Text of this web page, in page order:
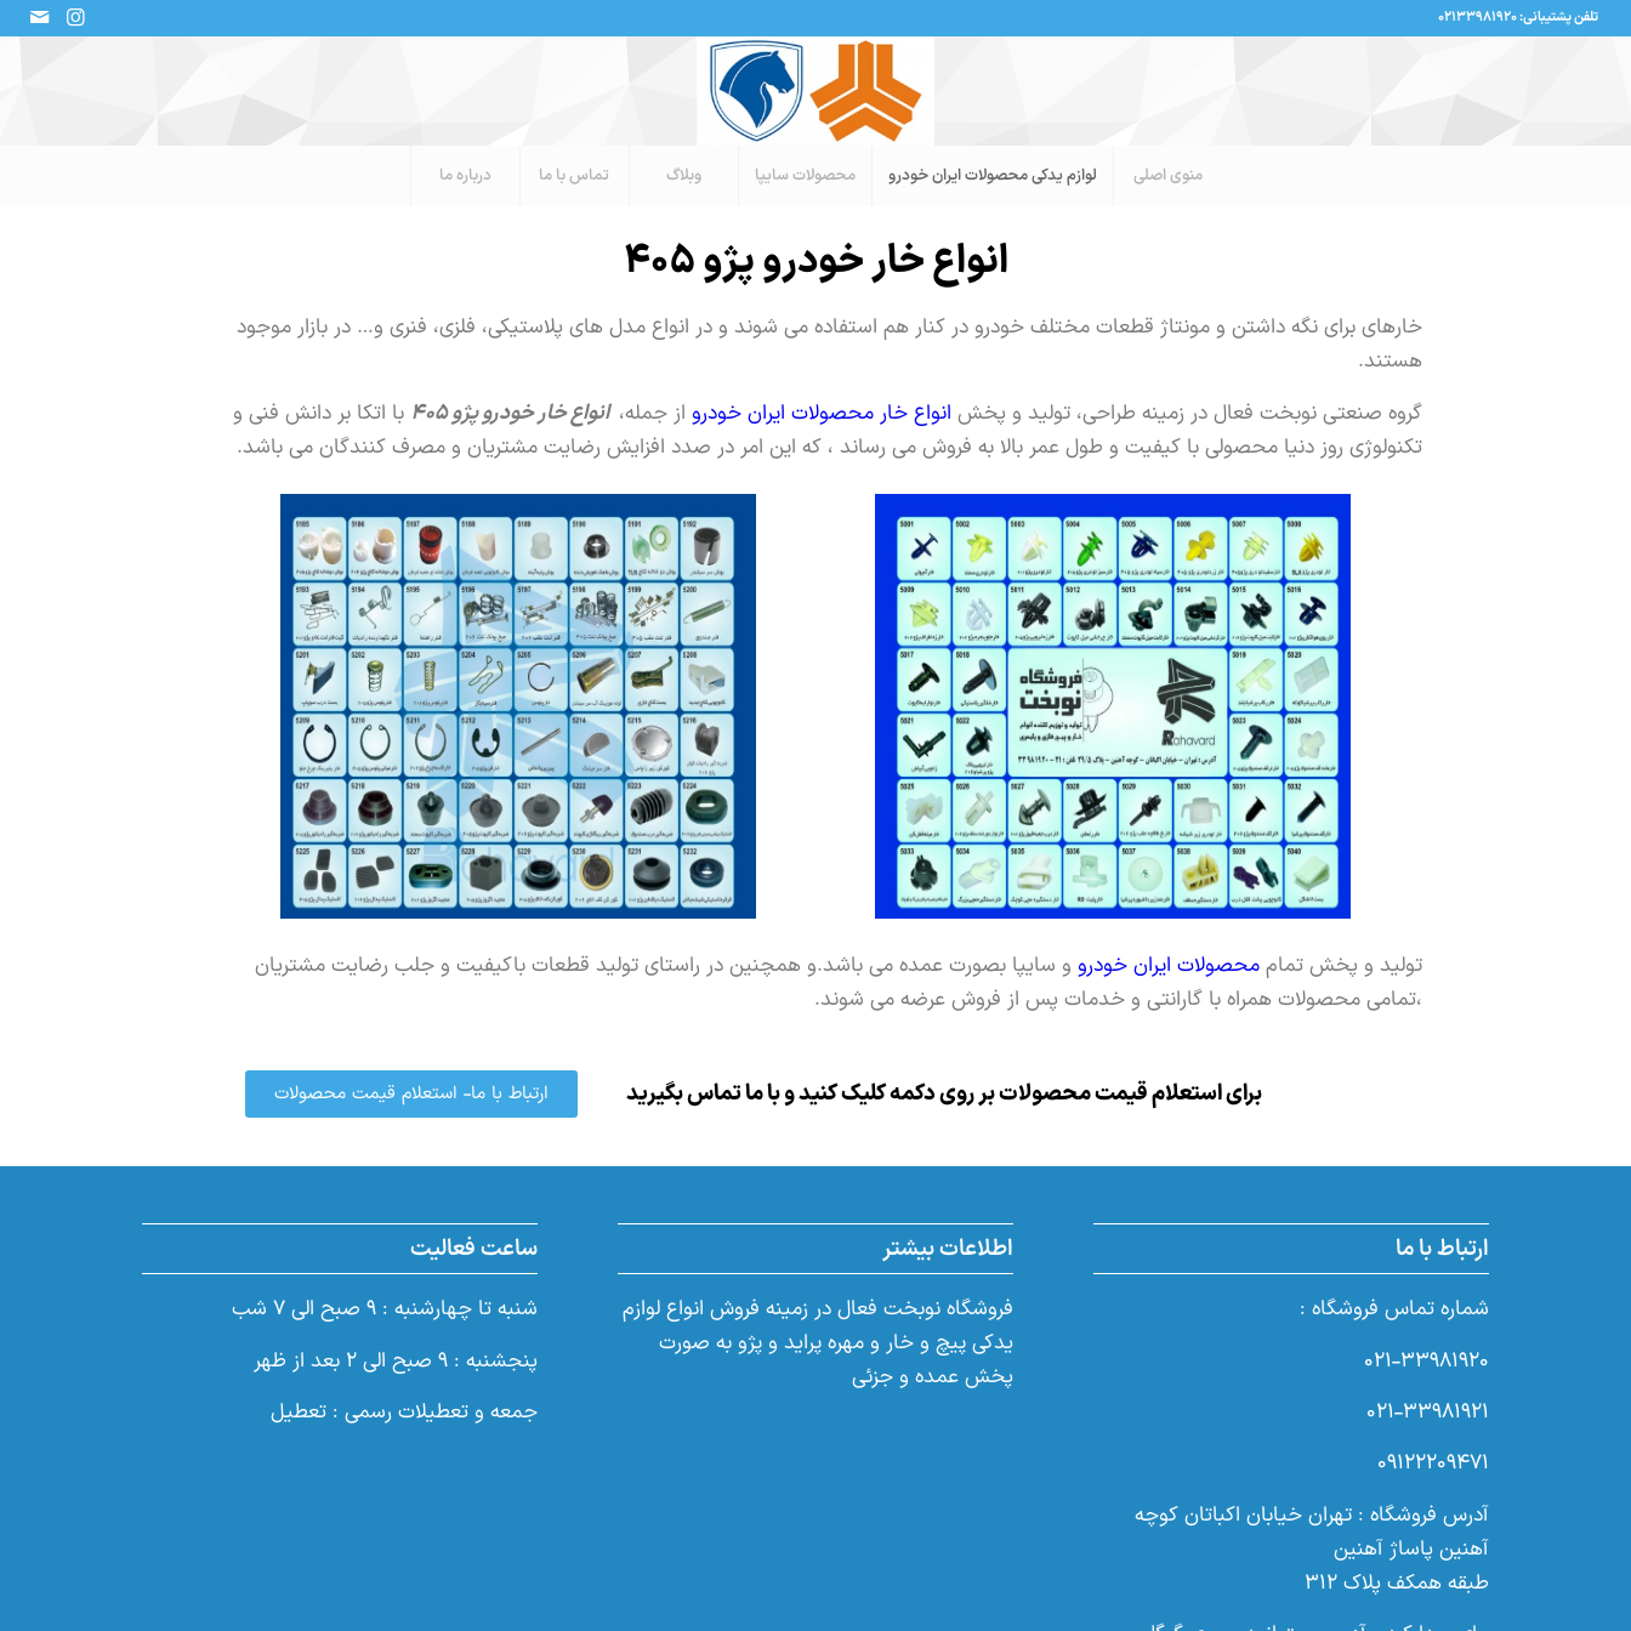
تلفن پشتیبانی: ۰۲۱۳۳۹۸۱۹۲۰
منوی اصلی لوازم یدکی محصولات ایران خودرو محصولات سایپا وبلاگ تماس با ما درباره ما
انواع خار خودرو پژو ۴۰۵
خارهای برای نگه داشتن و مونتاژ قطعات مختلف خودرو در کنار هم استفاده می شوند و در انواع مدل های پلاستیکی، فلزی، فنری و… در بازار موجود
هستند.
گروه صنعتی نوبخت فعال در زمینه طراحی، تولید و پخش انواع خار محصولات ایران خودرو از جمله، انواع خار خودرو پژو ۴۰۵
با اتکا بر دانش فنی و
تکنولوژی روز دنیا محصولی با کیفیت و طول عمر بالا به فروش می رساند ، که این امر در صدد افزایش رضایت مشتریان و مصرف کنندگان می باشد.
تولید و پخش تماممحصولات ایران خودرو و سایپا بصورت عمده می باشد.و همچنین در راستای تولید قطعات باکیفیت و جلب رضایت مشتریان
،تمامی محصولات همراه با گارانتی و خدمات پس از فروش عرضه می شوند.
ارتباط با ما- استعلام قیمت محصولات برای استعلام قیمت محصولات بر روی دکمه کلیک کنید و با ما تماس بگیرید
ارتباط با ما
شماره تماس فروشگاه :
۰۲۱-۳۳۹۸۱۹۲۰
۰۲۱-۳۳۹۸۱۹۲۱
۰۹۱۲۲۲۰۹۴۷۱
آدرس فروشگاه : تهران خیابان اکباتان کوچه
آهنین پاساژ آهنین
طبقه همکف پلاک ۳۱۲
اطلاعات بیشتر
فروشگاه نوبخت فعال در زمینه فروش انواع لوازم
یدکی پیچ و خار و مهره پراید و پژو به صورت
پخش عمده و جزئی
ساعت فعالیت
شنبه تا چهارشنبه : ۹ صبح الی ۷ شب
پنجشنبه : ۹ صبح الی ۲ بعد از ظهر
جمعه و تعطیلات رسمی : تعطیل